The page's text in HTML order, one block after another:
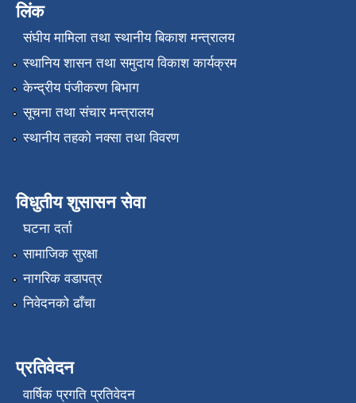
लिंक
संघीय मामिला तथा स्थानीय बिकाश मन्त्रालय
स्थानिय शासन तथा समुदाय विकाश कार्यक्रम
केन्द्रीय पंजीकरण बिभाग
सूचना तथा संचार मन्त्रालय
स्थानीय तहको नक्सा तथा विवरण
विधुतीय शुसासन सेवा
घटना दर्ता
सामाजिक सुरक्षा
नागरिक वडापत्र
निवेदनको ढाँचा
प्रतिवेदन
वार्षिक प्रगति प्रतिवेदन